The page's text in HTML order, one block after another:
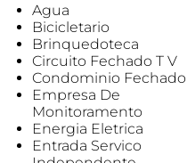
Agua
Bicicletario
Brinquedoteca
Circuito Fechado T V
Condominio Fechado
Empresa De
Monitoramento
Energia Eletrica
Entrada Servico